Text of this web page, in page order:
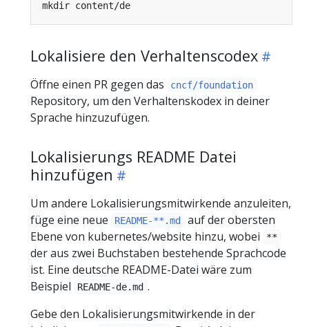
Lokalisiere den Verhaltenscodex
Öffne einen PR gegen das cncf/foundation
Repository, um den Verhaltenskodex in deiner
Sprache hinzuzufügen.
Lokalisierungs README Datei
hinzufügen
Um andere Lokalisierungsmitwirkende anzuleiten,
füge eine neue
README-**.md
auf der obersten
Ebene von kubernetes/website hinzu, wobei
**
der aus zwei Buchstaben bestehende Sprachcode
ist. Eine deutsche README-Datei wäre zum
Beispiel
README-de.md .
Gebe den Lokalisierungsmitwirkende in der